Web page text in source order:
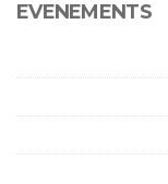
EVENEMENTS